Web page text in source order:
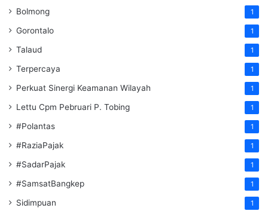
Bolmong 1
Gorontalo 1
Talaud 1
Terpercaya 1
Perkuat Sinergi Keamanan Wilayah 1
Lettu Cpm Pebruari P. Tobing 1
#Polantas 1
#RaziaPajak 1
#SadarPajak 1
#SamsatBangkep 1
Sidimpuan 1